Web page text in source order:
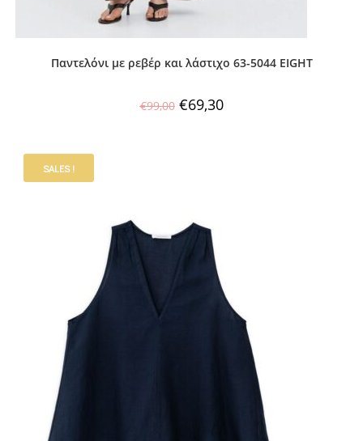
Παντελόνι με ρεβέρ και λάστιχο 63-5044 EIGHT
€99,00 €69,30
SALES !